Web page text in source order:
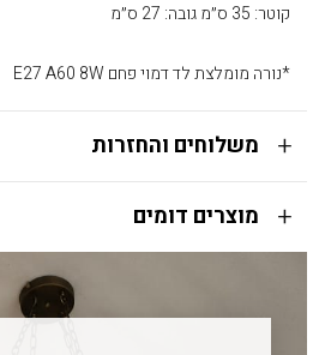
קוטר: 35 ס״מ גובה: 27 ס״מ
*נורה מומלצת לד דמוי פחם E27 A60 8W
משלוחים והחזרות
מוצרים דומים